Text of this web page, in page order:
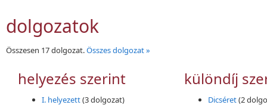
dolgozatok
Összesen 17 dolgozat.Összes dolgozat »
helyezés szerint
I. helyezett(3 dolgozat)
különdíj
Dicséret(2